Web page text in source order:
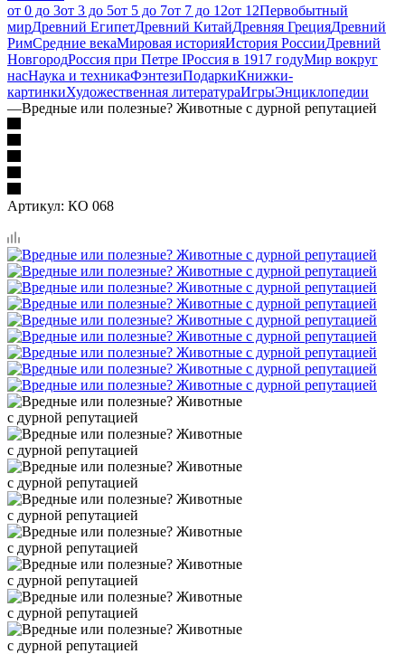
от 0 до 3от 3 до 5от 5 до 7от 7 до 12от 12Первобытный
мирДревний ЕгипетДревний КитайДревняя ГрецияДревний
РимСредние векаМировая историяИстория РоссииДревний
НовгородРоссия при Петре IРоссия в 1917 годуМир вокруг
насНаука и техникаФэнтезиПодаркиКнижки-
картинкиХудожественная литератураИгрыЭнциклопедии
—Вредные или полезные? Животные с дурной репутацией
Артикул: КО 068